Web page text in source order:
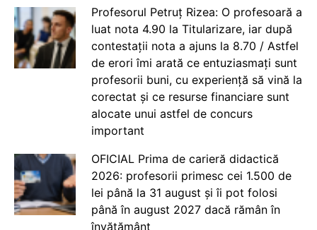
Profesorul Petruț Rizea: O profesoară a
luat nota 4.90 la Titularizare, iar după
contestații nota a ajuns la 8.70 / Astfel
de erori îmi arată ce entuziasmați sunt
profesorii buni, cu experiență să vină la
corectat și ce resurse financiare sunt
alocate unui astfel de concurs
important
OFICIAL Prima de carieră didactică
2026: profesorii primesc cei 1.500 de
lei până la 31 august și îi pot folosi
până în august 2027 dacă rămân în
învățământ